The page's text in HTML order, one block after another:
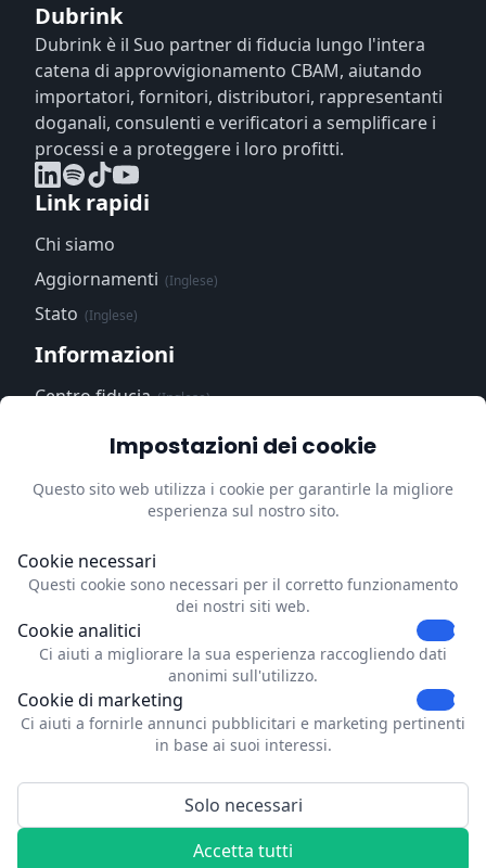
Dubrink
Dubrink è il Suo partner di fiducia lungo l'intera
catena di approvvigionamento CBAM, aiutando
importatori, fornitori, distributori, rappresentanti
doganali, consulenti e verificatori a semplificare i
processi e a proteggere i loro profitti.
Link rapidi
Chi siamo
Aggiornamenti (Inglese)
Stato (Inglese)
Informazioni
Centro fiducia(Inglese)
(Inglese)
Impressum(Inglese)
Aggiorni le preferenze sui
cookie
Contatti
Dubrink
Strevelsweg 700-303
3083AS Rotterdam
© 2026 Dubrink™. Tutti i diritti riservati.
Impostazioni dei cookie
Questo sito web utilizza i cookie per garantirle la migliore
esperienza sul nostro sito.
Cookie necessari
Questi cookie sono necessari per il corretto funzionamento
dei nostri siti web.
Cookie analitici
Ci aiuti a migliorare la sua esperienza raccogliendo dati
anonimi sull'utilizzo.
Cookie di marketing
Ci aiuti a fornirle annunci pubblicitari e marketing pertinenti
in base ai suoi interessi.
Solo necessari
Accetta tutti